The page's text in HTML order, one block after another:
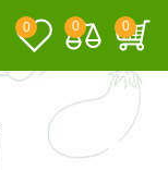
0 0 0